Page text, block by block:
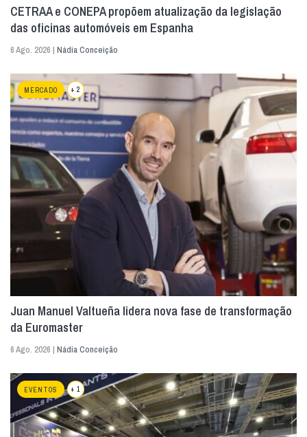
CETRAA e CONEPA propõem atualização da legislação
das oficinas automóveis em Espanha
6 Ago. 2026 | Nádia Conceição
MERCADO + 2
Juan Manuel Valtueña lidera nova fase de transformação
da Euromaster
6 Ago. 2026 | Nádia Conceição
EVENTOS + 1